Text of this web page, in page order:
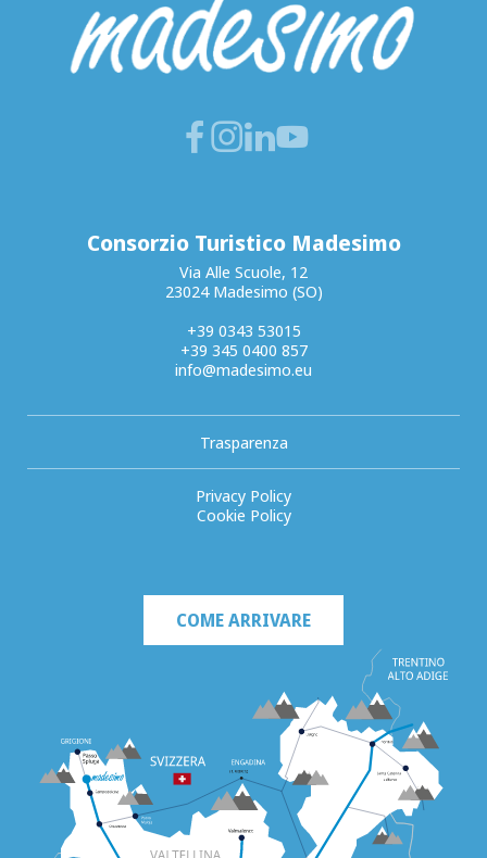
Consorzio Turistico Madesimo
Via Alle Scuole, 12
23024 Madesimo (SO)
+39 0343 53015
+39 345 0400 857
info@madesimo.eu
Trasparenza
Privacy Policy
Cookie Policy
COME ARRIVARE